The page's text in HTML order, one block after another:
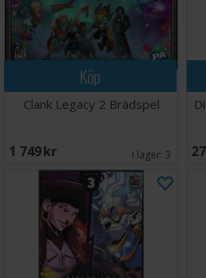
Köp
Clank Legacy 2 Brädspel
1 749 SEK I lager: 3